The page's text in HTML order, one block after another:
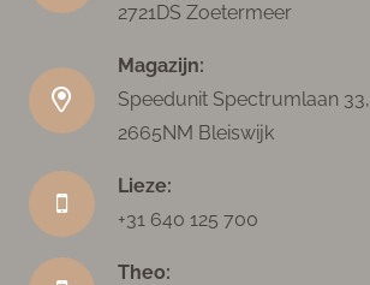
2721DS Zoetermeer
Magazijn:
Speedunit Spectrumlaan 33,
2665NM Bleiswijk
Lieze:
+31 640 125 700
Theo: